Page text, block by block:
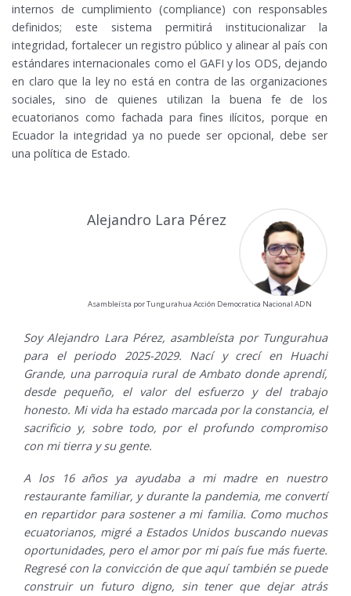
internos de cumplimiento (compliance) con responsables
definidos; este sistema permitirá institucionalizar la
integridad, fortalecer un registro público y alinear al país con
estándares internacionales como el GAFI y los ODS, dejando
en claro que la ley no está en contra de las organizaciones
sociales, sino de quienes utilizan la buena fe de los
ecuatorianos como fachada para fines ilícitos, porque en
Ecuador la integridad ya no puede ser opcional, debe ser
una política de Estado.
Alejandro Lara Pérez
Asambleísta por Tungurahua Acción Democratica Nacional ADN
Soy Alejandro Lara Pérez, asambleísta por Tungurahua
para el periodo 2025-2029. Nací y crecí en Huachi
Grande, una parroquia rural de Ambato donde aprendí,
desde pequeño, el valor del esfuerzo y del trabajo
honesto. Mi vida ha estado marcada por la constancia, el
sacrificio y, sobre todo, por el profundo compromiso
con mi tierra y su gente.
A los 16 años ya ayudaba a mi madre en nuestro
restaurante familiar, y durante la pandemia, me convertí
en repartidor para sostener a mi familia. Como muchos
ecuatorianos, migré a Estados Unidos buscando nuevas
oportunidades, pero el amor por mi país fue más fuerte.
Regresé con la convicción de que aquí también se puede
construir un futuro digno, sin tener que dejar atrás